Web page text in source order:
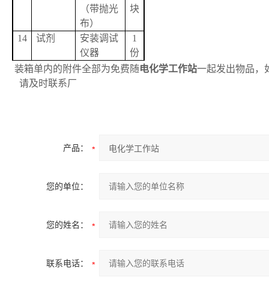
（带抛光
布）
块
14 试剂
安装调试
仪器
1
份
装箱单内的附件全部为免费随电化学工作站一起发出物品，
请及时联系厂
产品：
您的单位：
您的姓名：
联系电话：